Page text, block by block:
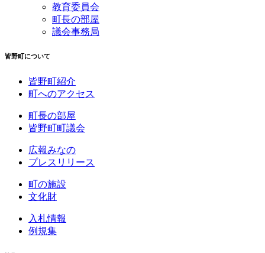
教育委員会
町長の部屋
議会事務局
皆野町について
皆野町紹介
町へのアクセス
町長の部屋
皆野町町議会
広報みなの
プレスリリース
町の施設
文化財
入札情報
例規集